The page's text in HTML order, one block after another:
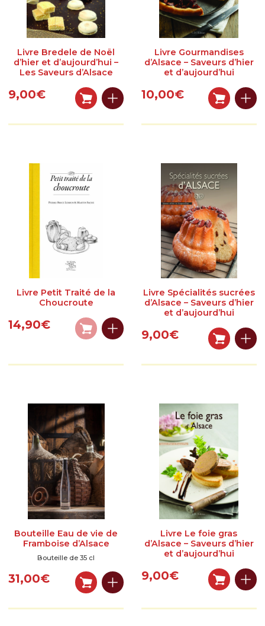
LÉGUMES GASTRONOMIQUES CUISINÉS
LÉGUMES BRUTS
SPÉCIALITÉS SALÉES
LIBRAIRIE
PANIERS GARNIS
RÉSERVEZ UNE VISITE
Réservation en ligne & description
Où trouver La Maison de La Choucroute – LE PIC
Le magasin
Notre histoire
Histoire de la choucroute
Garantie de qualité
Recettes et conseils
Nos recettes
Nos conseils et astuces
Actualités
Contactez-nous
Inscrivez-vous à notre newsletter gourmande
Livre Bredele de Noël
d’hier et d’aujourd’hui –
Les Saveurs d’Alsace
9,00€
Livre Gourmandises
d’Alsace – Saveurs d’hier
et d’aujourd’hui
10,00€
Livre Petit Traité de la
Choucroute
14,90€
Livre Spécialités sucrées
d’Alsace – Saveurs d’hier
et d’aujourd’hui
9,00€
Bouteille Eau de vie de
Framboise d’Alsace
Bouteille de 35 cl
31,00€
Livre Le foie gras
d’Alsace – Saveurs d’hier
et d’aujourd’hui
9,00€